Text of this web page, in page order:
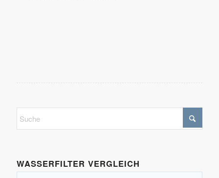
WASSERFILTER VERGLEICH